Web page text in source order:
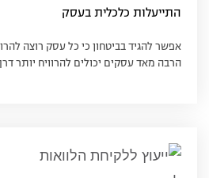
התייעלות כלכלית בעסק
אפשר להגיד בביטחון כי כל עסק רוצה
הרבה מאד עסקים יכולים להרוויח יותר